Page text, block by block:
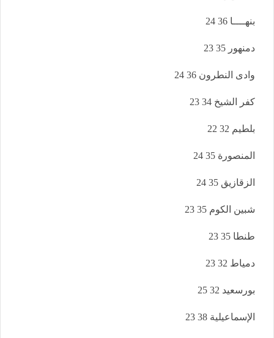
بنهــــا 36 24
دمنهور 35 23
وادى النطرون 36 24
كفر الشيخ 34 23
بلطيم 32 22
المنصورة 35 24
الزقازيق 35 24
شبين الكوم 35 23
طنطا 35 23
دمياط 32 23
بورسعيد 32 25
الإسماعيلية 38 23